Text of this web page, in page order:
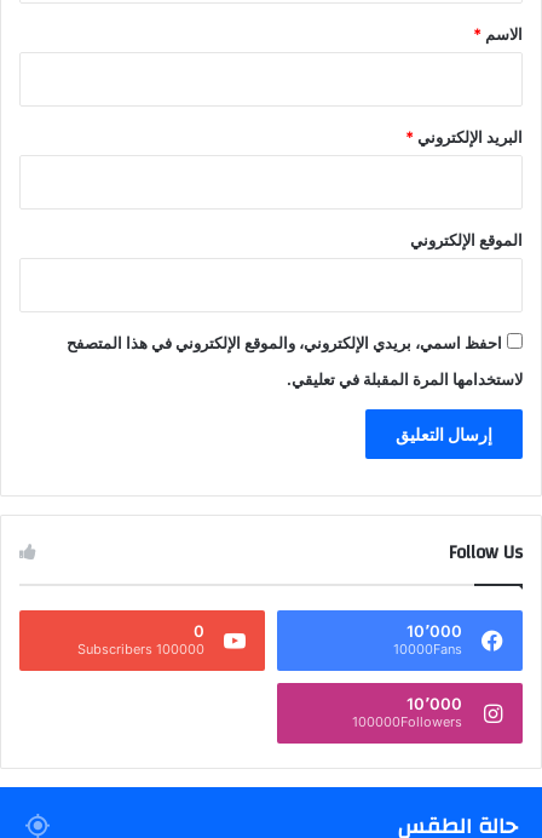
*
الاسم *
البريد الإلكتروني*
الموقع الإلكتروني
احفظ اسمي، بريدي الإلكتروني، والموقع الإلكتروني في هذا المتصفح
لاستخدامها المرة المقبلة في تعليقي.
Follow Us
10٬000
10000Fans
0
100000 Subscribers
10٬000
100000Followers
حالة الطقس